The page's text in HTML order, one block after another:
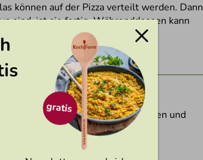
können auf der Pizza verteilt werden. Dann
sind, ist sie fertig. Währenddessen kann
Pizza auf den Pizzastein geben und